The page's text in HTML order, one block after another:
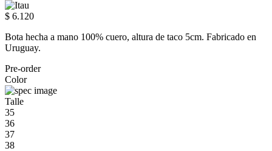
$ 6.120
Bota hecha a mano 100% cuero, altura de taco 5cm. Fabricado en
Uruguay.
Pre-order
Color
Talle
35
36
37
38